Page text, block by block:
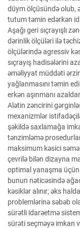
düym ölçüsündə olub,
tutum təmin edərkən
Aşağı geri sıçrayışlı
dərinlik ölçüləri ilə
ölçülərində agressiv
sıçrayış hadisələrini
əməliyyat müddəti
yağlanmasını təmin
erkən aşınmanı
Alətin zəncirini
mexanizmlər
şəkildə saxlamağa
tənzimləmə
maksimum kəsici
çevrilə bilən dizayna
optimal yanaşma üçün
bunun nəticəsində
kəsiklər alınır; əks
problemlərinə səbəb
sürətli idarəetmə
sürəti seçməyə imkan